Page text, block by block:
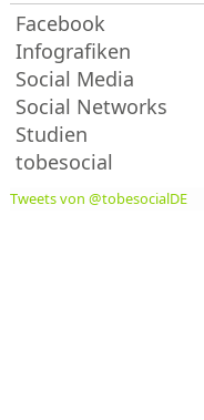
Facebook
Infografiken
Social Media
Social Networks
Studien
tobesocial
Tweets von @tobesocialDE